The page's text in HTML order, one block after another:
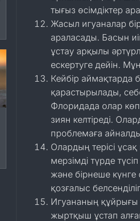
тығыз өсімдіктер
Жасыл игуаналар
араласады. Басын
ұстау арқылы
ескертуге дейін.
Кейбір аймақтарда
қарастырылады,
Флоридада олар
зиян келтіреді.
проблемаға
Олардың терісі
мерзімді түрде
және бірнеше күнге
қозғалыс
Игуананың құйрығы
жыртқыш ұстап